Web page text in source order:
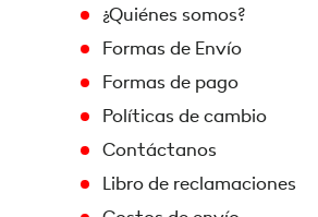
¿Quiénes somos?
Formas de Envío
Formas de pago
Políticas de cambio
Contáctanos
Libro de reclamaciones